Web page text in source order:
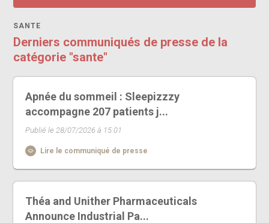
SANTE
Derniers communiqués de presse de la
catégorie "sante"
Apnée du sommeil : Sleepizzzy
accompagne 207 patients j...
Publié le 28/07/2026 à 15:01
Lire le communiqué de presse
Théa and Unither Pharmaceuticals
Announce Industrial Pa...